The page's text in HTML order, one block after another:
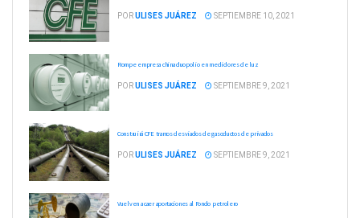
PORULISES JUÁREZ SEPTIEMBRE 10, 2021
Rompe empresa china duopolio en medidores de luz
PORULISES JUÁREZ SEPTIEMBRE 9, 2021
Construirá CFE tramos desviados de gasoductos de privados
PORULISES JUÁREZ SEPTIEMBRE 9, 2021
Vuelven a caer aportaciones al Fondo petrolero